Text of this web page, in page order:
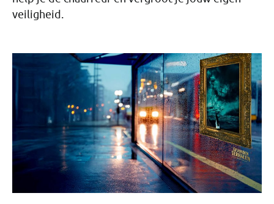
veiligheid.